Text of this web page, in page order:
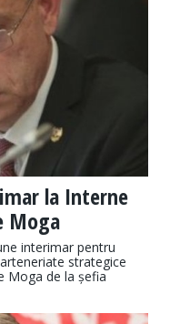
la Interne
Moga
interimar pentru
strategice
Moga de la șefia